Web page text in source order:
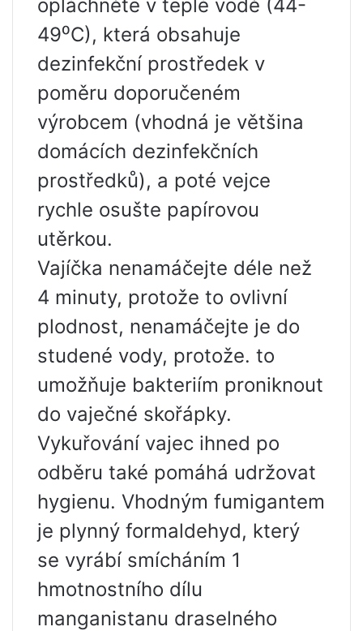
opláchněte v teplé vodě (44-
49⁰C), která obsahuje
dezinfekční prostředek v
poměru doporučeném
výrobcem (vhodná je většina
domácích dezinfekčních
prostředků), a poté vejce
rychle osušte papírovou
utěrkou.
Vajíčka nenamáčejte déle než
4 minuty, protože to ovlivní
plodnost, nenamáčejte je do
studené vody, protože. to
umožňuje bakteriím proniknout
do vaječné skořápky.
Vykuřování vajec ihned po
odběru také pomáhá udržovat
hygienu. Vhodným fumigantem
je plynný formaldehyd, který
se vyrábí smícháním 1
hmotnostního dílu
manganistanu draselného